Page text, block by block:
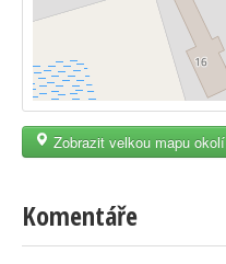
Zobrazit velkou mapu okolí
Komentáře